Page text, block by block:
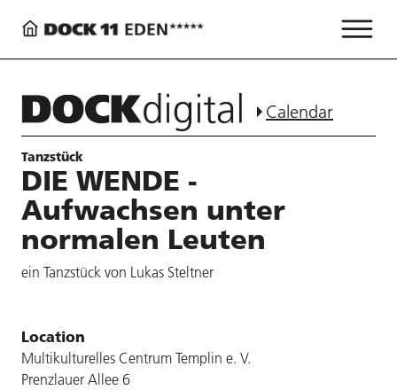
Calendar
Tanzstück
DIE WENDE -
Aufwachsen unter
normalen Leuten
ein Tanzstück von Lukas Steltner
Location
Multikulturelles Centrum Templin e. V.
Prenzlauer Allee 6